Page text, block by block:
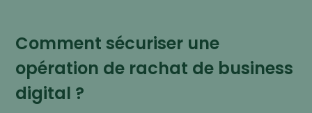
Comment sécuriser une
opération de rachat de business
digital ?